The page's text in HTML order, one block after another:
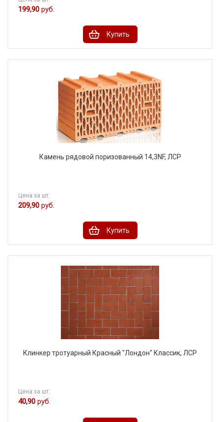
199,90 руб.
Купить
Камень рядовой поризованный 14,3NF, ЛСР
Цена за шт.
209,90 руб.
Купить
Клинкер тротуарный Красный "Лондон" Классик, ЛСР
Цена за шт.
40,90 руб.